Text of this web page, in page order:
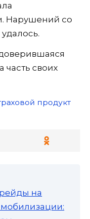
Нарушений со
часть своих
продукт
на